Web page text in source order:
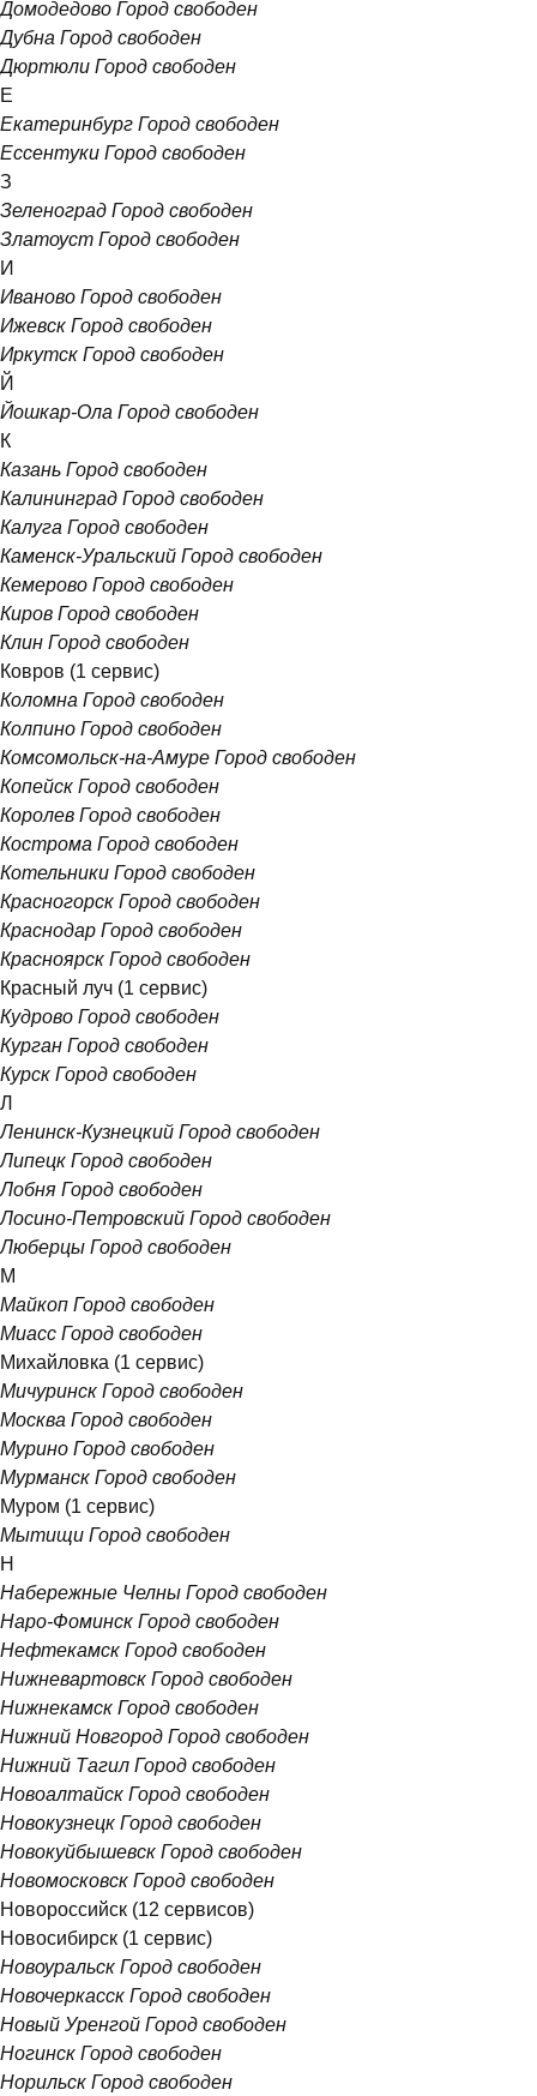
Домодедово Город свободен
Дубна Город свободен
Дюртюли Город свободен
Е
Екатеринбург Город свободен
Ессентуки Город свободен
З
Зеленоград Город свободен
Златоуст Город свободен
И
Иваново Город свободен
Ижевск Город свободен
Иркутск Город свободен
Й
Йошкар-Ола Город свободен
К
Казань Город свободен
Калининград Город свободен
Калуга Город свободен
Каменск-Уральский Город свободен
Кемерово Город свободен
Киров Город свободен
Клин Город свободен
Ковров (1 сервис)
Коломна Город свободен
Колпино Город свободен
Комсомольск-на-Амуре Город свободен
Копейск Город свободен
Королев Город свободен
Кострома Город свободен
Котельники Город свободен
Красногорск Город свободен
Краснодар Город свободен
Красноярск Город свободен
Красный луч (1 сервис)
Кудрово Город свободен
Курган Город свободен
Курск Город свободен
Л
Ленинск-Кузнецкий Город свободен
Липецк Город свободен
Лобня Город свободен
Лосино-Петровский Город свободен
Люберцы Город свободен
М
Майкоп Город свободен
Миасс Город свободен
Михайловка (1 сервис)
Мичуринск Город свободен
Москва Город свободен
Мурино Город свободен
Мурманск Город свободен
Муром (1 сервис)
Мытищи Город свободен
Н
Набережные Челны Город свободен
Наро-Фоминск Город свободен
Нефтекамск Город свободен
Нижневартовск Город свободен
Нижнекамск Город свободен
Нижний Новгород Город свободен
Нижний Тагил Город свободен
Новоалтайск Город свободен
Новокузнецк Город свободен
Новокуйбышевск Город свободен
Новомосковск Город свободен
Новороссийск (12 сервисов)
Новосибирск (1 сервис)
Новоуральск Город свободен
Новочеркасск Город свободен
Новый Уренгой Город свободен
Ногинск Город свободен
Норильск Город свободен